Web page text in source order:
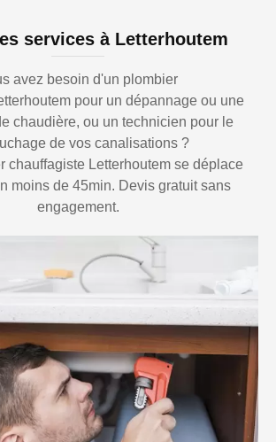
services à Letterhoutem
avez besoin d'un plombier
pour un dépannage ou une
chaudière, ou un technicien pour le
de vos canalisations ?
chauffagiste Letterhoutem se déplace
moins de 45min. Devis gratuit sans
engagement.